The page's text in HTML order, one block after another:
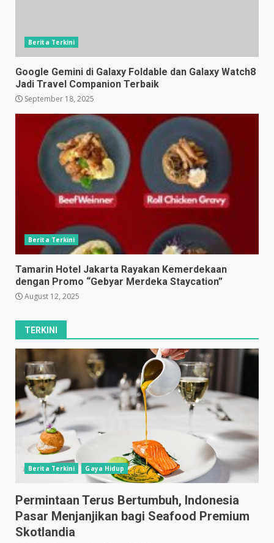
Berita Terkini
Google Gemini di Galaxy Foldable dan Galaxy Watch8
Jadi Travel Companion Terbaik
September 18, 2025
Berita Terkini
Tamarin Hotel Jakarta Rayakan Kemerdekaan
dengan Promo “Gebyar Merdeka Staycation”
August 12, 2025
TERKINI
Berita Terkini Gaya Hidup
Permintaan Terus Bertumbuh, Indonesia
Pasar Menjanjikan bagi Seafood Premium
Skotlandia